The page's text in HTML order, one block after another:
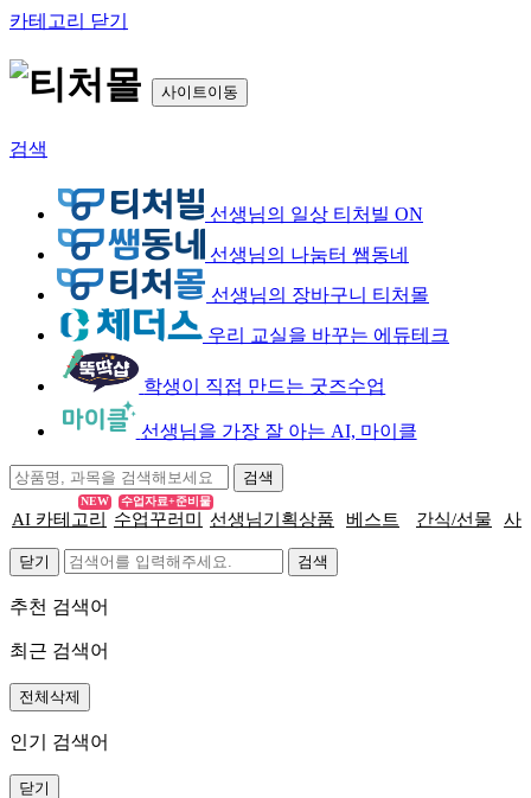
카테고리 닫기
사이트이동
검색
선생님의 일상 티처빌 ON
선생님의 나눔터 쌤동네
선생님의 장바구니 티처몰
우리 교실을 바꾸는 에듀테크
학생이 직접 만드는 굿즈수업
선생님을 가장 잘 아는 AI, 마이클
AI 카테고리
NEW
수업꾸러미
수업자료+준비물
선생님기획상품 베스트 간식/선물 사
닫기
추천 검색어
최근 검색어
전체삭제
인기 검색어
닫기